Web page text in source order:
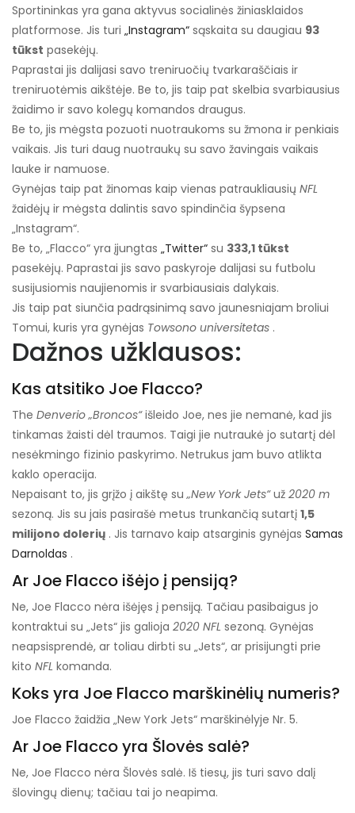
Sportininkas yra gana aktyvus socialinės žiniasklaidos
platformose. Jis turi „Instagram“ sąskaita su daugiau 93
tūkst pasekėjų.
Paprastai jis dalijasi savo treniruočių tvarkaraščiais ir
treniruotėmis aikštėje. Be to, jis taip pat skelbia svarbiausius
žaidimo ir savo kolegų komandos draugus.
Be to, jis mėgsta pozuoti nuotraukoms su žmona ir penkiais
vaikais. Jis turi daug nuotraukų su savo žavingais vaikais
lauke ir namuose.
Gynėjas taip pat žinomas kaip vienas patraukliausių NFL
žaidėjų ir mėgsta dalintis savo spindinčia šypsena
„Instagram“.
Be to, „Flacco“ yra įjungtas „Twitter“ su 333,1 tūkst
pasekėjų. Paprastai jis savo paskyroje dalijasi su futbolu
susijusiomis naujienomis ir svarbiausiais dalykais.
Jis taip pat siunčia padrąsinimą savo jaunesniajam broliui
Tomui, kuris yra gynėjas Towsono universitetas .
Dažnos užklausos:
Kas atsitiko Joe Flacco?
The Denverio „Broncos“išleido Joe, nes jie nemanė, kad jis
tinkamas žaisti dėl traumos. Taigi jie nutraukė jo sutartį dėl
nesėkmingo fizinio paskyrimo. Netrukus jam buvo atlikta
kaklo operacija.
Nepaisant to, jis grįžo į aikštę su„New York Jets“už 2020 m
sezoną. Jis su jais pasirašė metus trunkančią sutartį 1,5
milijono dolerių . Jis tarnavo kaip atsarginis gynėjas Samas
Darnoldas .
Ar Joe Flacco išėjo į pensiją?
Ne, Joe Flacco nėra išėjęs į pensiją. Tačiau pasibaigus jo
kontraktui su „Jets“ jis galioja 2020 NFL sezoną. Gynėjas
neapsisprendė, ar toliau dirbti su „Jets“, ar prisijungti prie
kito NFL komanda.
Koks yra Joe Flacco marškinėlių numeris?
Joe Flacco žaidžia „New York Jets“ marškinėlyje Nr. 5.
Ar Joe Flacco yra Šlovės salė?
Ne, Joe Flacco nėra Šlovės salė. Iš tiesų, jis turi savo dalį
šlovingų dienų; tačiau tai jo neapima.